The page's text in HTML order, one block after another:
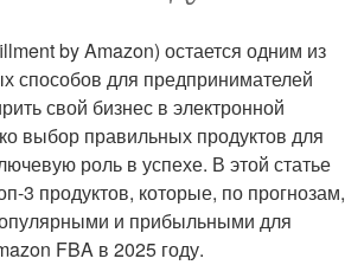
by Amazon) остается одним из
способов для предпринимателей
свой бизнес в электронной
выбор правильных продуктов для
роль в успехе. В этой статье
3 продуктов, которые, по прогнозам,
и прибыльными для
FBA в 2025 году.